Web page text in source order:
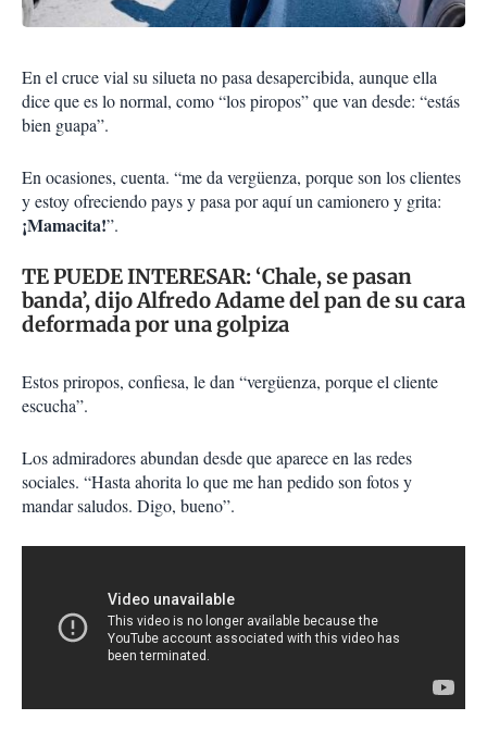
En el cruce vial su silueta no pasa desapercibida, aunque ella
dice que es lo normal, como “los piropos” que van desde: “estás
bien guapa”.
En ocasiones, cuenta. “me da vergüenza, porque son los clientes
y estoy ofreciendo pays y pasa por aquí un camionero y grita:
¡Mamacita!”.
TE PUEDE INTERESAR: ‘Chale, se pasan
banda’, dijo Alfredo Adame del pan de su cara
deformada por una golpiza
Estos priropos, confiesa, le dan “vergüenza, porque el cliente
escucha”.
Los admiradores abundan desde que aparece en las redes
sociales. “Hasta ahorita lo que me han pedido son fotos y
mandar saludos. Digo, bueno”.